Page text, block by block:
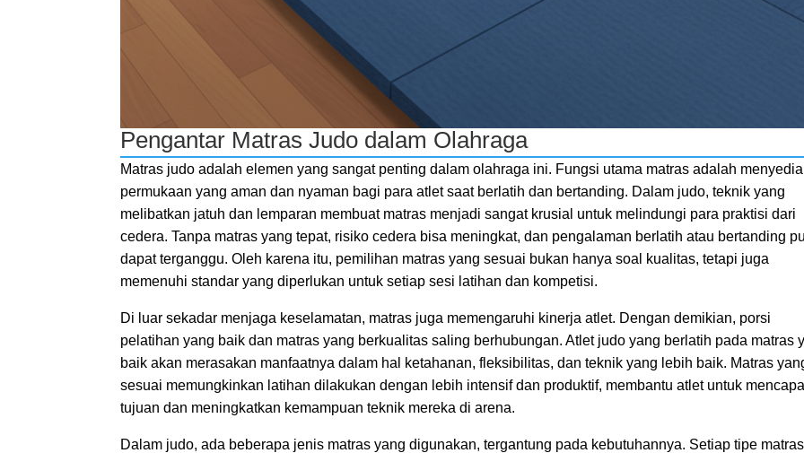
Pengantar Matras Judo dalam Olahraga
Matras judo adalah elemen yang sangat penting dalam olahraga ini. Fungsi utama matras adalah
permukaan yang aman dan nyaman bagi para atlet saat berlatih dan bertanding. Dalam judo, teknik yang
melibatkan jatuh dan lemparan membuat matras menjadi sangat krusial untuk melindungi para praktisi dari
cedera. Tanpa matras yang tepat, risiko cedera bisa meningkat, dan pengalaman berlatih atau bertanding
dapat terganggu. Oleh karena itu, pemilihan matras yang sesuai bukan hanya soal kualitas, tetapi juga
memenuhi standar yang diperlukan untuk setiap sesi latihan dan kompetisi.
Di luar sekadar menjaga keselamatan, matras juga memengaruhi kinerja atlet. Dengan demikian, porsi
pelatihan yang baik dan matras yang berkualitas saling berhubungan. Atlet judo yang berlatih pada matras
baik akan merasakan manfaatnya dalam hal ketahanan, fleksibilitas, dan teknik yang lebih baik. Matras
sesuai memungkinkan latihan dilakukan dengan lebih intensif dan produktif, membantu atlet untuk
tujuan dan meningkatkan kemampuan teknik mereka di arena.
Dalam judo, ada beberapa jenis matras yang digunakan, tergantung pada kebutuhannya. Setiap tipe matras